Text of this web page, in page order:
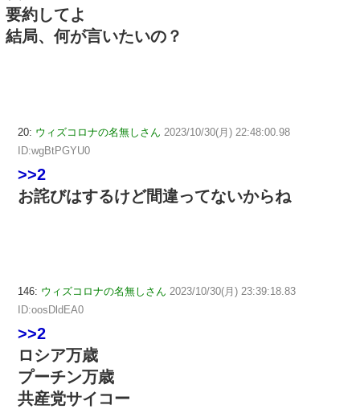
要約してよ
結局、何が言いたいの？
20: ウィズコロナの名無しさん 2023/10/30(月) 22:48:00.98
ID:wgBtPGYU0
>>2
お詫びはするけど間違ってないからね
146: ウィズコロナの名無しさん 2023/10/30(月) 23:39:18.83
ID:oosDldEA0
>>2
ロシア万歳
プーチン万歳
共産党サイコー